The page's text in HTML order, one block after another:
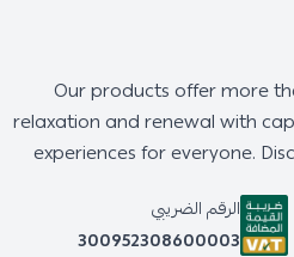
Our products offer more
relaxation and renewal with
experiences for everyone.
الرقم الضريبي
300952308600003